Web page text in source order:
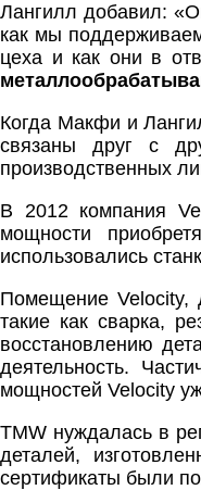
Лангилл добавил:
как мы
цеха и как они в
Когда Макфи и
связаны друг с
производственных
В 2012 компания
мощности
использовались
Помещение Velocity,
такие как сварка,
восстановлению
деятельность.
мощностей Velocity
TMW нуждалась в
деталей,
сертификаты были